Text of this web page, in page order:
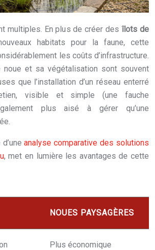
multiples. En plus de créer desîlots de
habitats pour la faune, cette
les coûts d’infrastructure.
noue et sa végétalisation sont souvent
que l’installation d’un réseau enterré
visible et simple (une fauche
plus aisé à gérer qu’une
d’uneanalyse comparative des solutions
, met en lumière les avantages de cette
NOUES PAYSAGÈRES
Plus économique